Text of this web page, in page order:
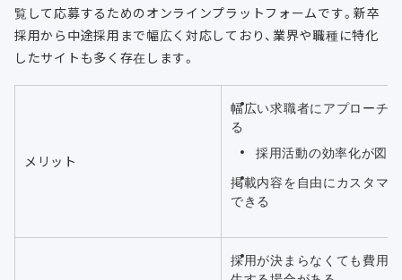
覧して応募するためのオンラインプラットフォームです。新卒
採用から中途採用まで幅広く対応しており、業界や職種に特化
したサイトも多く存在します。
メリット
幅広い求職者にアプローチ
る
採用活動の効率化が図
掲載内容を自由にカスタマ
できる
採用が決まらなくても費用